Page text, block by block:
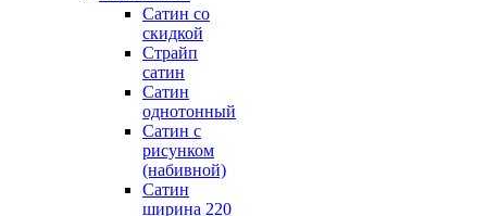
Сатин со
скидкой
Страйп
сатин
Сатин
однотонный
Сатин с
рисунком
(набивной)
Сатин
ширина 220